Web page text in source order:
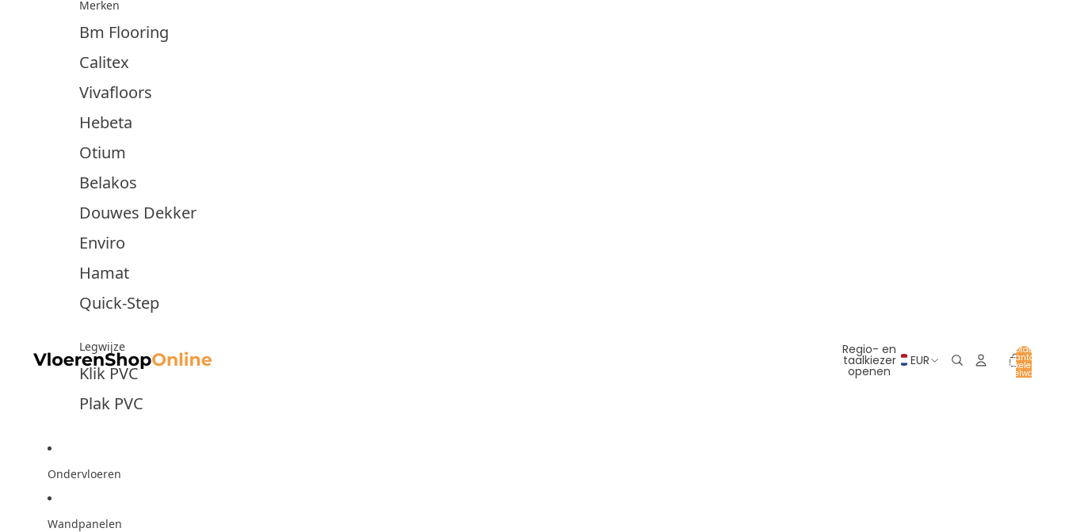
Merken
Bm Flooring
Calitex
Vivafloors
Hebeta
Otium
Belakos
Douwes Dekker
Enviro
Hamat
Quick-Step
Legwijze
Klik PVC
Plak PVC
Ondervloeren
Wandpanelen
Regio- en
taalkiezer
openen
EUR
Totaal
aantal
artikelen in
winkelwagen:
0